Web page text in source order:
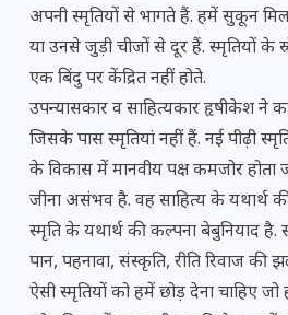
अपनी स्मृतियों से भागते हैं. हमें सुकून
या उनसे जुड़ी चीजों से दूर हैं. स्मृतियों के
एक बिंदु पर केंद्रित नहीं होते.
उपन्यासकार व साहित्यकार हृषीकेश ने
जिसके पास स्मृतियां नहीं हैं. नई पीढ़ी
के विकास में मानवीय पक्ष कमजोर होता
जीना असंभव है. वह साहित्य के यथार्थ
स्मृति के यथार्थ की कल्पना बेबुनियाद है.
पान, पहनावा, संस्कृति, रीति रिवाज
ऐसी स्मृतियों को हमें छोड़ देना चाहिए जो